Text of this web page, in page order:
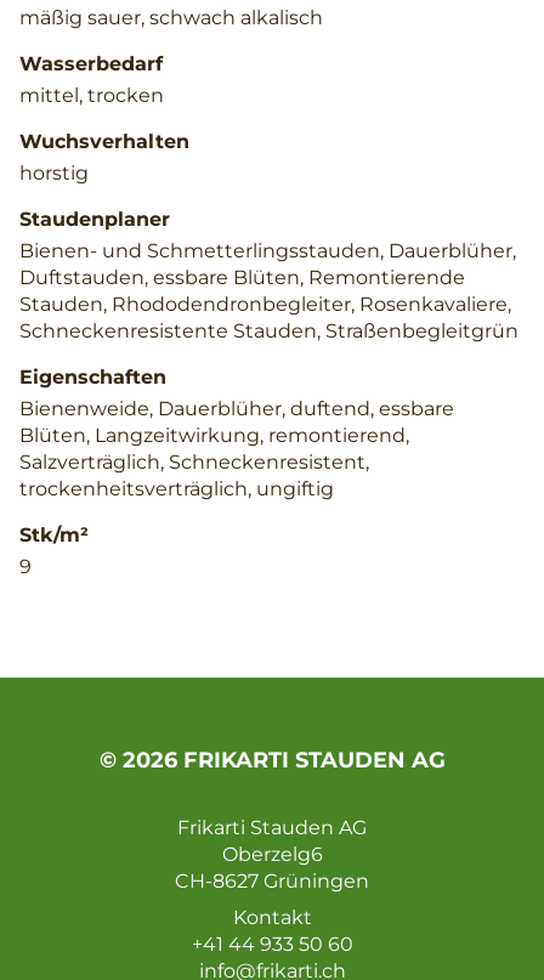
mäßig sauer, schwach alkalisch
Wasserbedarf
mittel, trocken
Wuchsverhalten
horstig
Staudenplaner
Bienen- und Schmetterlingsstauden, Dauerblüher,
Duftstauden, essbare Blüten, Remontierende
Stauden, Rhododendronbegleiter, Rosenkavaliere,
Schneckenresistente Stauden, Straßenbegleitgrün
Eigenschaften
Bienenweide, Dauerblüher, duftend, essbare
Blüten, Langzeitwirkung, remontierend,
Salzverträglich, Schneckenresistent,
trockenheitsverträglich, ungiftig
Stk/m²
9
© 2026 FRIKARTI STAUDEN AG
Frikarti Stauden AG
Oberzelg6
CH-8627 Grüningen
Kontakt
+41 44 933 50 60
info@frikarti.ch